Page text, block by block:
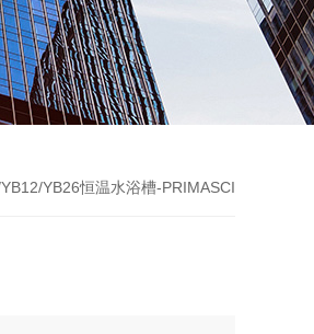
YB26恒温水浴槽-PRIMASCI